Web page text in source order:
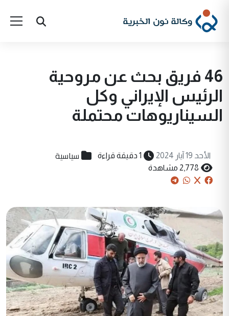
46 فريق بحث عن مروحية
الرئيس الإيراني وكل
السيناريوهات محتملة
الأحد 19 آيار 2024 1 دقيقة قراءة سياسية
2,778 مشاهدة